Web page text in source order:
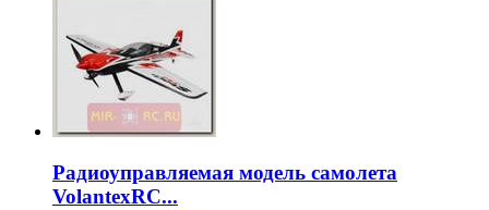
Радиоуправляемая модель самолета
VolantexRC...